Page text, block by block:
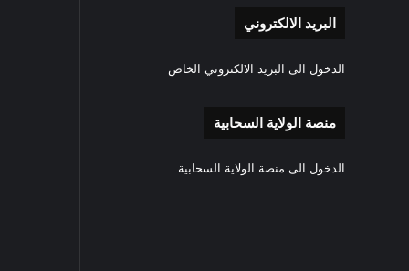
البريد الالكتروني
الدخول الى البريد الالكتروني الخاص
منصة الولاية السحابية
الدخول الى منصة الولاية السحابية